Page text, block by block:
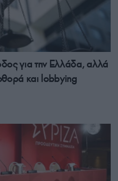
για την Ελλάδα, αλλά
και lobbying